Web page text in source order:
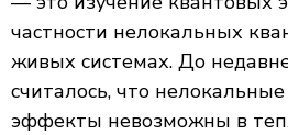
частности нелокальных
живых системах. До
считалось, что
эффекты невозможны в